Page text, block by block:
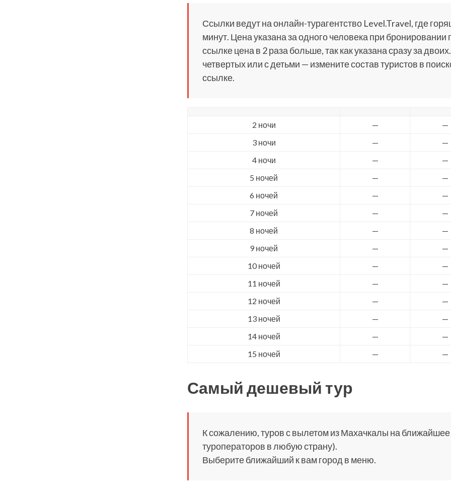
Ссылки ведут на онлайн-турагентство Level.Travel, где
минут. Цена указана за одного человека при
ссылке цена в 2 раза больше, так как указана сразу за
четвертых или с детьми — измените состав туристов в
ссылке.
2 ночи — —
3 ночи
— —
4 ночи
— —
5 ночей
— —
6 ночей
— —
7 ночей
— —
8 ночей
— —
9 ночей
— —
10 ночей
— —
11 ночей
— —
12 ночей
— —
13 ночей
— —
14 ночей
— —
15 ночей
— —
Самый дешевый тур
К сожалению, туров с вылетом из Махачкалы на ближайшее
туроператоров в любую страну).
Выберите ближайший к вам город в меню.